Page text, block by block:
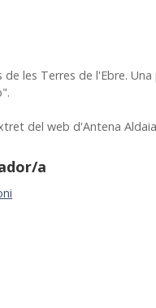
de les Terres de l'Ebre.
del web d'Antena
a